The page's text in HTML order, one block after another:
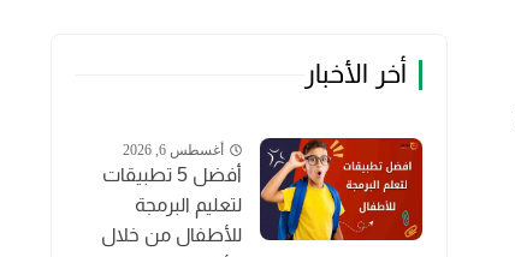
أخر الأخبار
أغسطس 6, 2026
أفضل 5 تطبيقات
لتعليم البرمجة
للأطفال من خلال